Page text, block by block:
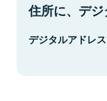
住所に、デジ
デジタルアドレ